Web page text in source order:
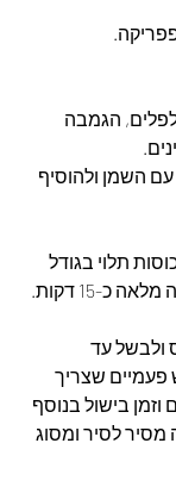
הגמבה
השמן ולהוסיף
יש להוסיף מים כ-4/5 כוסות תלוי בגודל
כ-15 דקות.
ולבשל עד
שעה.( יש פעמיים שצריך
וזמן בישול בנוסף
לסיר ומסוג